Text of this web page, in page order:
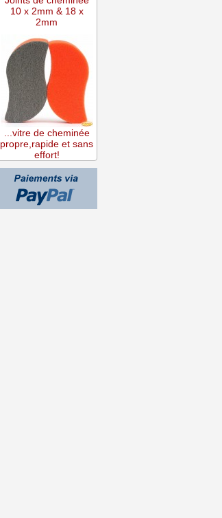
10 x 2mm & 18 x
2mm
...vitre de cheminée
propre,rapide et sans
effort!